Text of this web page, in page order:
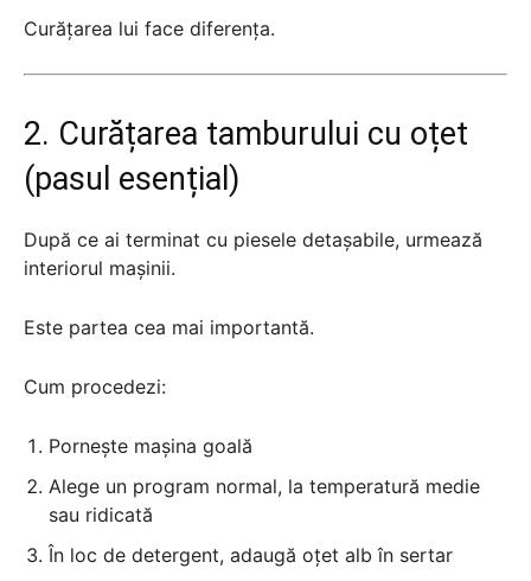
Curățarea lui face diferența.
2. Curățarea tamburului cu oțet
(pasul esențial)
După ce ai terminat cu piesele detașabile, urmează
interiorul mașinii.
Este partea cea mai importantă.
Cum procedezi:
Pornește mașina goală
Alege un program normal, la temperatură medie
sau ridicată
În loc de detergent, adaugă oțet alb în sertar